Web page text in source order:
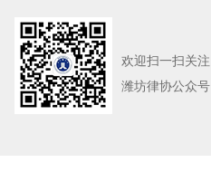
欢迎扫一扫关注
潍坊律协公众号